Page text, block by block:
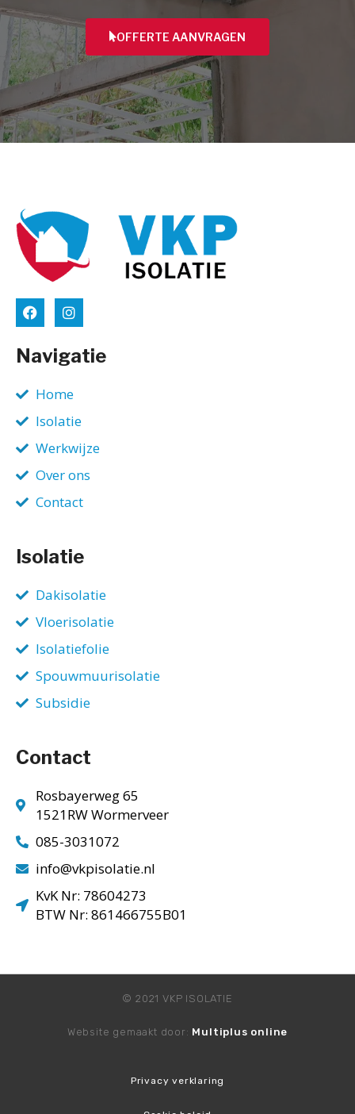
OFFERTE AANVRAGEN
Navigatie
Home
Isolatie
Werkwijze
Over ons
Contact
Isolatie
Dakisolatie
Vloerisolatie
Isolatiefolie
Spouwmuurisolatie
Subsidie
Contact
Rosbayerweg 65
1521RW Wormerveer
085-3031072
info@vkpisolatie.nl
KvK Nr: 78604273
BTW Nr: 861466755B01
© 2021 VKP ISOLATIE
Website gemaakt door: Multiplus online
Privacy verklaring